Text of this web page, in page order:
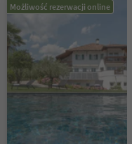
Możliwość rezerwacji online